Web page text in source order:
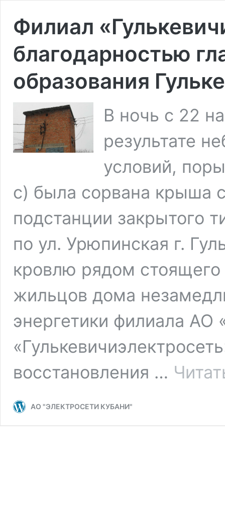
Филиал
благодарностью
образования
В ночь с 22
результате
условий,
с) была сорвана крыша
подстанции закрытого
по ул. Урюпинская г.
кровлю рядом
жильцов дома
энергетики филиала АО
восстановления …
АО "ЭЛЕКТРОСЕТИ КУБАНИ"